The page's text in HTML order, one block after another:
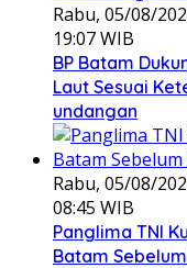
Rabu, 05/08/
19:07 WIB
BP Batam
Laut Sesuai
undangan
Rabu, 05/08/
08:45 WIB
Panglima TNI
Batam